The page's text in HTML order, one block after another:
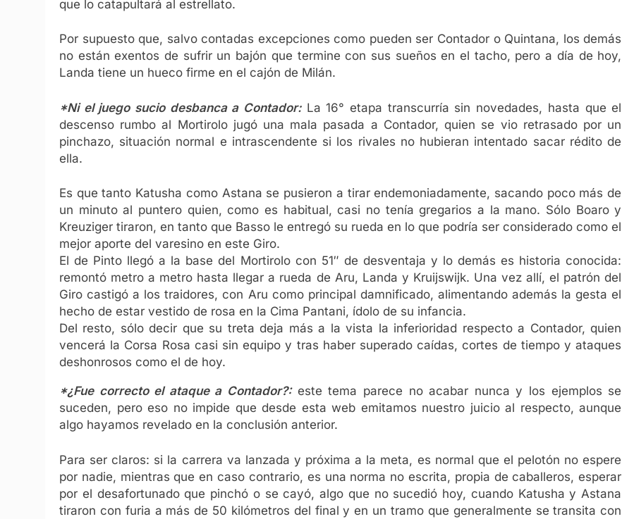
que lo catapultará al estrellato.
Por supuesto que, salvo contadas excepciones como pueden ser Contador o Quintana, los demás
no están exentos de sufrir un bajón que termine con sus sueños en el tacho, pero a día de hoy,
Landa tiene un hueco firme en el cajón de Milán.
*Ni el juego sucio desbanca a Contador:La 16° etapa transcurría sin novedades, hasta que el
descenso rumbo al Mortirolo jugó una mala pasada a Contador, quien se vio retrasado por un
pinchazo, situación normal e intrascendente si los rivales no hubieran intentado sacar rédito de
ella.
Es que tanto Katusha como Astana se pusieron a tirar endemoniadamente, sacando poco más de
un minuto al puntero quien, como es habitual, casi no tenía gregarios a la mano. Sólo Boaro y
Kreuziger tiraron, en tanto que Basso le entregó su rueda en lo que podría ser considerado como el
mejor aporte del varesino en este Giro.
El de Pinto llegó a la base del Mortirolo con 51″ de desventaja y lo demás es historia conocida:
remontó metro a metro hasta llegar a rueda de Aru, Landa y Kruijswijk. Una vez allí, el patrón del
Giro castigó a los traidores, con Aru como principal damnificado, alimentando además la gesta el
hecho de estar vestido de rosa en la Cima Pantani, ídolo de su infancia.
Del resto, sólo decir que su treta deja más a la vista la inferioridad respecto a Contador, quien
vencerá la Corsa Rosa casi sin equipo y tras haber superado caídas, cortes de tiempo y ataques
deshonrosos como el de hoy.
*¿Fue correcto el ataque a Contador?:este tema parece no acabar nunca y los ejemplos se
suceden, pero eso no impide que desde esta web emitamos nuestro juicio al respecto, aunque
algo hayamos revelado en la conclusión anterior.
Para ser claros: si la carrera va lanzada y próxima a la meta, es normal que el pelotón no espere
por nadie, mientras que en caso contrario, es una norma no escrita, propia de caballeros, esperar
por el desafortunado que pinchó o se cayó, algo que no sucedió hoy, cuando Katusha y Astana
tiraron con furia a más de 50 kilómetros del final y en un tramo que generalmente se transita con